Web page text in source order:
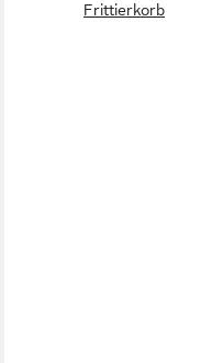
Frittierkorb